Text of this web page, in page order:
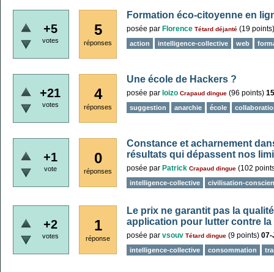
+5
votes
5
réponses
Formation éco-citoyenne en
posée par Florence Tétard déjanté (19 points)
action intelligence-collective web
+21
votes
4
réponses
Une école de Hackers ?
posée par loizo Crapaud dingue (96 points)
suggestion anarchie école
+1
vote
0
réponses
Constance et acharnement
résultats qui dépassent nos
posée par Patrick Crapaud dingue (102
intelligence-collective civilisation-
+2
votes
1
réponse
Le prix ne garantit pas la
application pour lutter contre
posée par vsouv Tétard dingue (9 points) 07-
intelligence-collective consommation